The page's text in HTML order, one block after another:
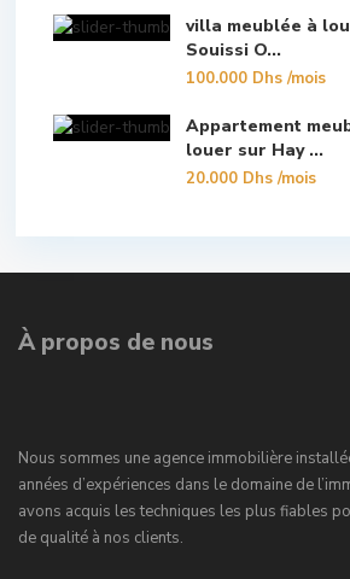
villa meublée à
Souissi O...
100.000 Dhs/mois
Appartement
louer sur Hay ...
20.000 Dhs/mois
À propos de nous
Nous sommes une agence immobilière
années d’expériences dans le domaine de
avons acquis les techniques les plus fiables
de qualité à nos clients.